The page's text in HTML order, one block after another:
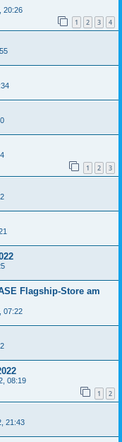
20:26
1 2 3 4
1 2 3
Flagship-Store am
07:22
08:19
1 2
21:43